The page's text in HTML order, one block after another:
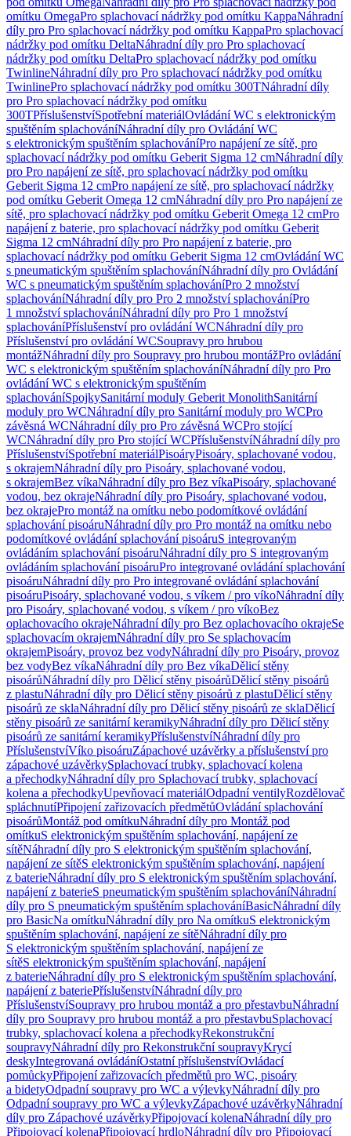
omítku OmegaPro splachovací nádržky pod omítku KappaNáhradní
díly pro Pro splachovací nádržky pod omítku KappaPro splachovací
nádržky pod omítku DeltaNáhradní díly pro Pro splachovací
nádržky pod omítku DeltaPro splachovací nádržky pod omítku
TwinlineNáhradní díly pro Pro splachovací nádržky pod omítku
TwinlinePro splachovací nádržky pod omítku 300TNáhradní díly
pro Pro splachovací nádržky pod omítku
300TPříslušenstvíSpotřební materiálOvládání WC s elektronickým
spuštěním splachováníNáhradní díly pro Ovládání WC
s elektronickým spuštěním splachováníPro napájení ze sítě, pro
splachovací nádržky pod omítku Geberit Sigma 12 cmNáhradní díly
pro Pro napájení ze sítě, pro splachovací nádržky pod omítku
Geberit Sigma 12 cmPro napájení ze sítě, pro splachovací nádržky
pod omítku Geberit Omega 12 cmNáhradní díly pro Pro napájení ze
sítě, pro splachovací nádržky pod omítku Geberit Omega 12 cmPro
napájení z baterie, pro splachovací nádržky pod omítku Geberit
Sigma 12 cmNáhradní díly pro Pro napájení z baterie, pro
splachovací nádržky pod omítku Geberit Sigma 12 cmOvládání WC
s pneumatickým spuštěním splachováníNáhradní díly pro Ovládání
WC s pneumatickým spuštěním splachováníPro 2 množství
splachováníNáhradní díly pro Pro 2 množství splachováníPro
1 množství splachováníNáhradní díly pro Pro 1 množství
splachováníPříslušenství pro ovládání WCNáhradní díly pro
Příslušenství pro ovládání WCSoupravy pro hrubou
montážNáhradní díly pro Soupravy pro hrubou montážPro ovládání
WC s elektronickým spuštěním splachováníNáhradní díly pro Pro
ovládání WC s elektronickým spuštěním
splachováníSpojkySanitární moduly Geberit MonolithSanitární
moduly pro WCNáhradní díly pro Sanitární moduly pro WCPro
závěsná WCNáhradní díly pro Pro závěsná WCPro stojící
WCNáhradní díly pro Pro stojící WCPříslušenstvíNáhradní díly pro
PříslušenstvíSpotřební materiálPisoáryPisoáry, splachované vodou,
s okrajemNáhradní díly pro Pisoáry, splachované vodou,
s okrajemBez víkaNáhradní díly pro Bez víkaPisoáry, splachované
vodou, bez okrajeNáhradní díly pro Pisoáry, splachované vodou,
bez okrajePro montáž na omítku nebo podomítkové ovládání
splachování pisoáruNáhradní díly pro Pro montáž na omítku nebo
podomítkové ovládání splachování pisoáruS integrovaným
ovládáním splachování pisoáruNáhradní díly pro S integrovaným
ovládáním splachování pisoáruPro integrované ovládání splachování
pisoáruNáhradní díly pro Pro integrované ovládání splachování
pisoáruPisoáry, splachované vodou, s víkem / pro víkoNáhradní díly
pro Pisoáry, splachované vodou, s víkem / pro víkoBez
oplachovacího okrajeNáhradní díly pro Bez oplachovacího okrajeSe
splachovacím okrajemNáhradní díly pro Se splachovacím
okrajemPisoáry, provoz bez vodyNáhradní díly pro Pisoáry, provoz
bez vodyBez víkaNáhradní díly pro Bez víkaDělicí stěny
pisoárůNáhradní díly pro Dělicí stěny pisoárůDělicí stěny pisoárů
z plastuNáhradní díly pro Dělicí stěny pisoárů z plastuDělicí stěny
pisoárů ze sklaNáhradní díly pro Dělicí stěny pisoárů ze sklaDělicí
stěny pisoárů ze sanitární keramikyNáhradní díly pro Dělicí stěny
pisoárů ze sanitární keramikyPříslušenstvíNáhradní díly pro
PříslušenstvíVíko pisoáruZápachové uzávěrky a příslušenství pro
zápachové uzávěrkySplachovací trubky, splachovací kolena
a přechodkyNáhradní díly pro Splachovací trubky, splachovací
kolena a přechodkyUpevňovací materiálOdpadní ventilyRozdělovač
spláchnutíPřipojení zařizovacích předmětůOvládání splachování
pisoárůMontáž pod omítkuNáhradní díly pro Montáž pod
omítkuS elektronickým spuštěním splachování, napájení ze
sítěNáhradní díly pro S elektronickým spuštěním splachování,
napájení ze sítěS elektronickým spuštěním splachování, napájení
z baterieNáhradní díly pro S elektronickým spuštěním splachování,
napájení z baterieS pneumatickým spuštěním splachováníNáhradní
díly pro S pneumatickým spuštěním splachováníBasicNáhradní díly
pro BasicNa omítkuNáhradní díly pro Na omítkuS elektronickým
spuštěním splachování, napájení ze sítěNáhradní díly pro
S elektronickým spuštěním splachování, napájení ze
sítěS elektronickým spuštěním splachování, napájení
z baterieNáhradní díly pro S elektronickým spuštěním splachování,
napájení z bateriePříslušenstvíNáhradní díly pro
PříslušenstvíSoupravy pro hrubou montáž a pro přestavbuNáhradní
díly pro Soupravy pro hrubou montáž a pro přestavbuSplachovací
trubky, splachovací kolena a přechodkyRekonstrukční
soupravyNáhradní díly pro Rekonstrukční soupravyKrycí
deskyIntegrovaná ovládáníOstatní příslušenstvíOvládací
pomůckyPřipojení zařizovacích předmětů pro WC, pisoáry
a bidetyOdpadní soupravy pro WC a výlevkyNáhradní díly pro
Odpadní soupravy pro WC a výlevkyZápachové uzávěrkyNáhradní
díly pro Zápachové uzávěrkyPřipojovací kolenaNáhradní díly pro
Připojovací kolenaPřipojovací hrdloNáhradní díly pro Připojovací